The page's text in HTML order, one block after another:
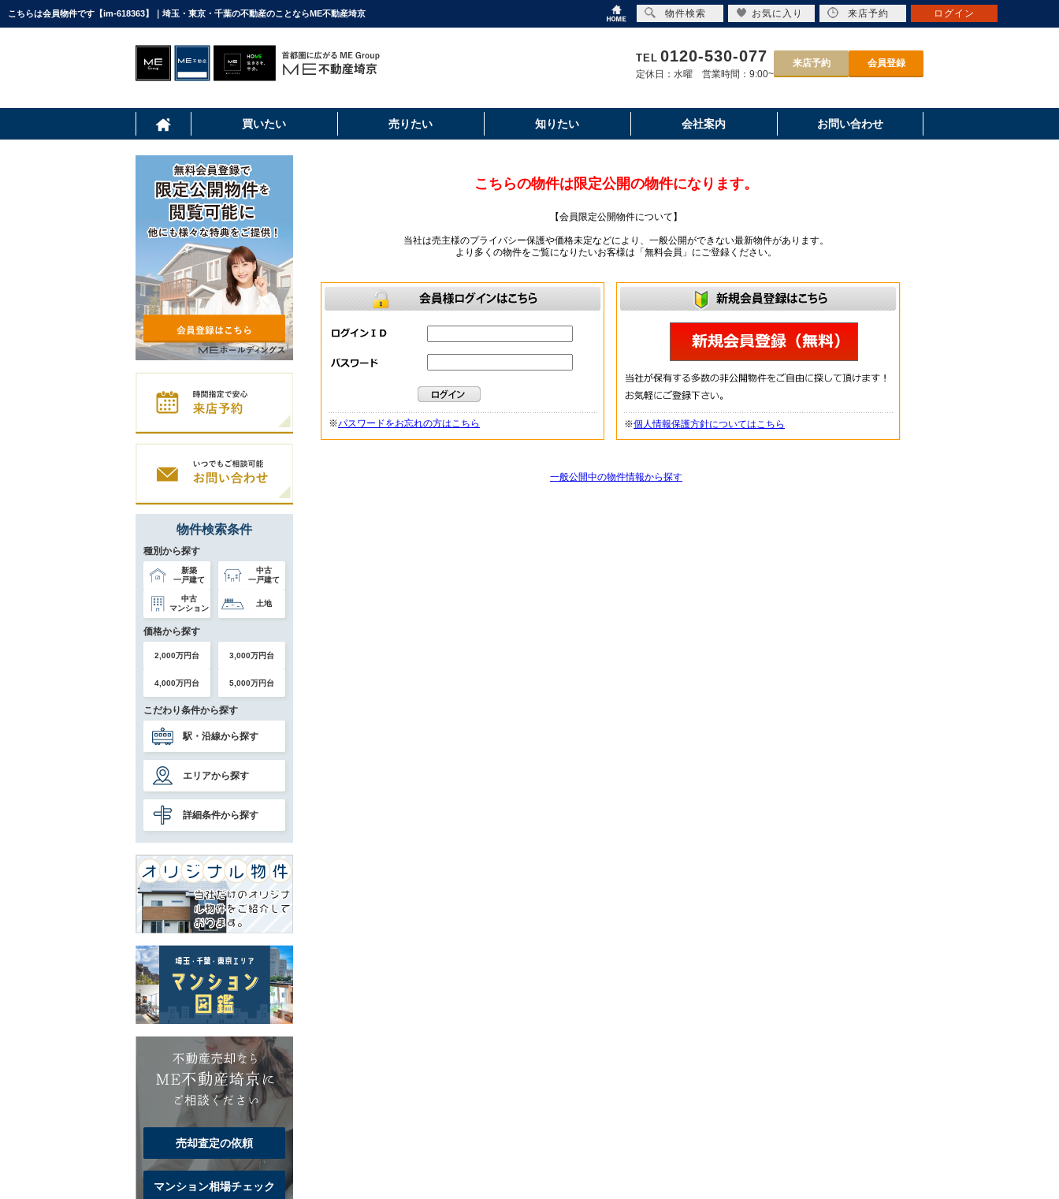
こちらは会員物件です【im-618363】｜埼玉・東京・千葉の不動産のことならME不動産埼京
TEL 0120-530-077
定休日：水曜 営業時間：9:00~
来店予約 会員登録
買いたい 売りたい 知りたい 会社案内 お問い合わせ
こちらの物件は限定公開の物件になります。
【会員限定公開物件について】
当社は売主様のプライバシー保護や価格未定などにより、一般公開ができない最新物件があります。
より多くの物件をご覧になりたいお客様は「無料会員」にご登録ください。
※パスワードをお忘れの方はこちら ※個人情報保護方針についてはこちら
一般公開中の物件情報から探す
物件検索条件
種別から探す
新築
一戸建て
中古
一戸建て
中古
マンション
土地
価格から探す
2,000万円台 3,000万円台
4,000万円台 5,000万円台
こだわり条件から探す
駅・沿線から探す
エリアから探す
詳細条件から探す
売却査定の依頼
マンション相場チェック
物件検索 お気に入り 来店予約 ログイン